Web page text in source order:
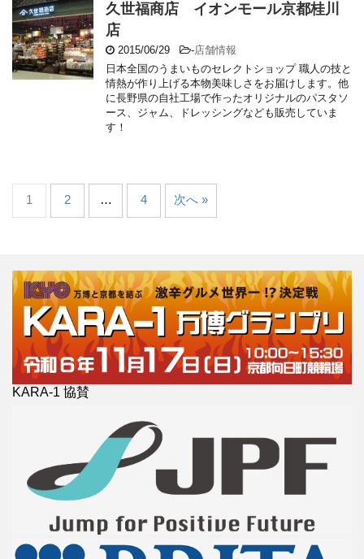
久世福商店 イオンモール京都桂川
店
2015/06/29 -店舗情報
日本全国のうまいものセレクトショップ 職人の技と
情熱が作り上げる本物美味しさをお届けします。他
に長野県の自社工場で作ったオリジナルのパスタソ
ース、ジャム、ドレッシングなども販売していま
す！
1 2 … 4 次へ »
KARA-1 協賛